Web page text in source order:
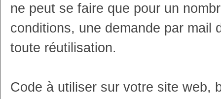
ne peut se faire que pour un
conditions, une demande par mail
toute réutilisation.
Code à utiliser sur votre site web,